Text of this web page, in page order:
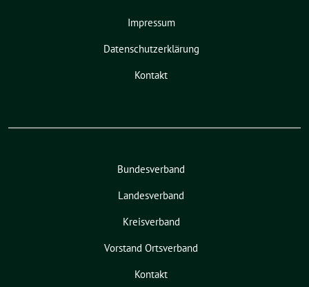
Impressum
Datenschutzerklärung
Kontakt
Bundesverband
Landesverband
Kreisverband
Vorstand Ortsverband
Kontakt